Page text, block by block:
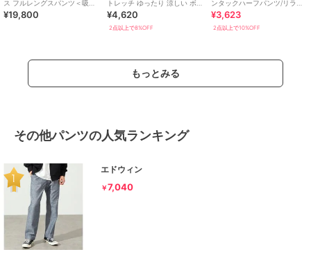
ス フルレングスパンツ＜吸汗
速乾/紫外線防止/接触冷感/スト
¥19,800
トレッチ ゆったり 涼しい ボト
ムス 清涼 涼感 カモフラージュ
¥4,620
2点以上で8%OFF
ンタックハーフパンツ/リライ
ト夏2【吸水速乾/UVカット】
¥3,623
2点以上で10%OFF
もっとみる
その他パンツの人気ランキング
エドウィン
￥7,040